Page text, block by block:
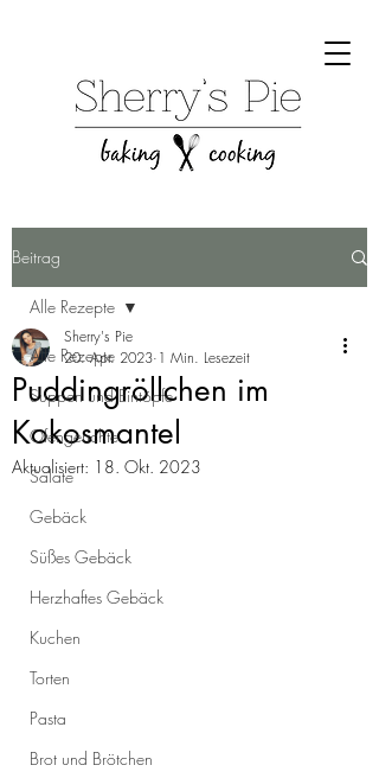
Beitrag
Alle Rezepte
Suppen und Eintöpfe
Ofengerichte
Salate
Gebäck
Süßes Gebäck
Herzhaftes Gebäck
Kuchen
Torten
Pasta
Brot und Brötchen
Alle Rezepte
Puddingröllchen im
Kokosmantel
Sherry's Pie
20. Apr. 2023 1 Min. Lesezeit
Aktualisiert: 18. Okt. 2023